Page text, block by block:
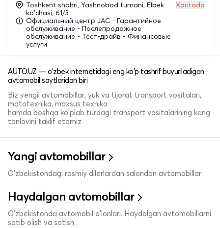
Xaritada
Toshkent shahri, Yashnobod tumani, Elbek
ko'chasi, 61/3
Официальный центр JAC - Гарантийное
обслуживание - Послепродажное
обслуживание - Тест-драйв - Финансовые
услуги
AUTO.UZ — o'zbek internetidagi eng ko'p tashrif buyuriladigan
avtomobil saytlaridan biri
Biz yengil avtomobillar, yuk va tijorat transport vositalari,
mototexnika, maxsus texnika
hamda boshqa ko'plab turdagi transport vositalarining keng
tanlovini taklif etamiz
Yangi avtomobillar
O'zbekistondagi rasmiy dilerlardan salondan avtomobillar
Haydalgan avtomobillar
O'zbekistonda avtomobil e’lonlari. Haydalgan avtomobillarni
sotib olish va sotish